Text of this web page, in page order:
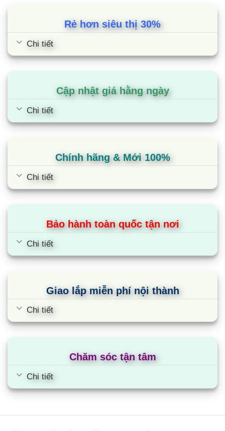
chất lạnh thân thiện với môi trường, hạn chế rủi ro
nóng lên toàn cầu, an toàn cho người sử dụng.
Máy lạnh GH-12IS33 làm lạnh nhanh chỉ
trong 30s
Khi khởi động chế độ Turbo trên máy điều hòa 2
chiều GH-12IS33, người dùng sẽ nhanh chóng
30s khởi động.
Điều hòa Casper 12000 áp dụng công nghệ cảm
biến điều chỉnh nhiệt I-Feel cân bằng nhiệt độ và
lượng gió
nhiệt độ của con người trong phòng và tự động
điều chỉnh nhiệt độ phù hợp dựa theo cơ chế cảm
ứng nhiệt thông minh, cho người dùng cảm giác
thoải mái, dễ chịu khi sử dụng điều hoà.
Casper GH-12IS33 tiết kiệm điện lên đến
Saving sử dụng máy nén biến tần Inverter hoạt
Rẻ hơn siêu thị 30%
Chi tiết
Cập nhật giá hằng ngày
Chi tiết
Chính hãng & Mới 100%
Chi tiết
Bảo hành toàn quốc tận nơi
Chi tiết
Giao lắp miễn phí nội thành
Chi tiết
Chăm sóc tận tâm
Chi tiết